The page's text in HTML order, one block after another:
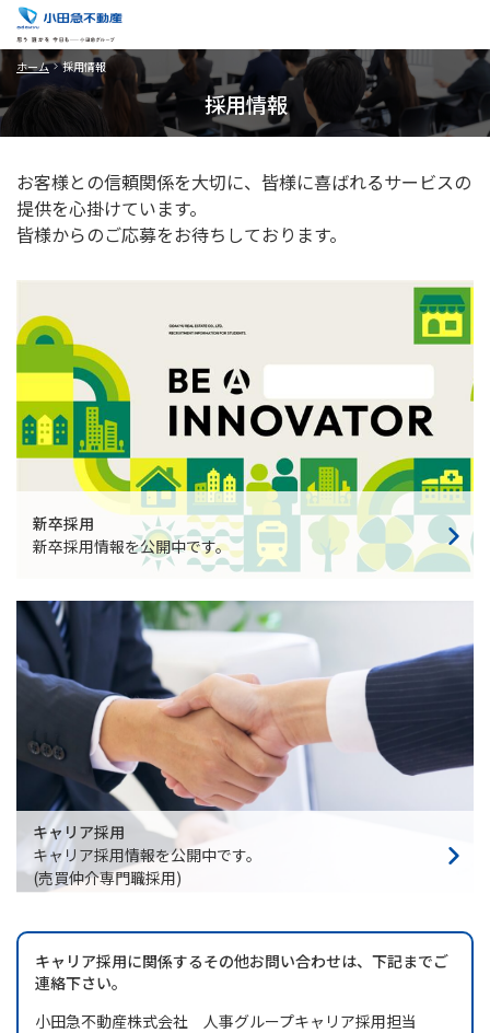
ホーム 採用情報
採用情報
お客様との信頼関係を大切に、皆様に喜ばれるサービスの
提供を心掛けています。
皆様からのご応募をお待ちしております。
新卒採用
新卒採用情報を公開中です。
キャリア採用
キャリア採用情報を公開中です。
(売買仲介専門職採用)
キャリア採用に関係するその他お問い合わせは、下記までご
連絡下さい。
小田急不動産株式会社 人事グループキャリア採用担当